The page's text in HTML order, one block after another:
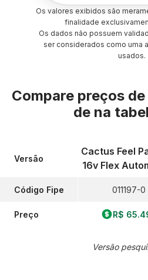
Os valores exibidos são
finalidade
Os dados não possuem
ser considerados como uma
usados.
Compare preços
de na
Versão
Código Fipe
Preço
Cactus Feel
16v Flex
011197-0
R$
Versão